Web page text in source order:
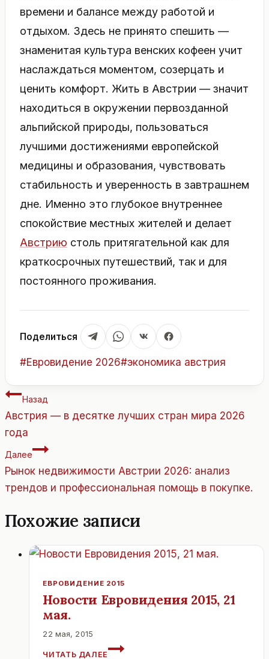
времени и балансе между работой и
отдыхом. Здесь не принято спешить —
знаменитая культура венских кофеен учит
наслаждаться моментом, созерцать и
ценить комфорт. Жить в Австрии — значит
находиться в окружении первозданной
альпийской природы, пользоваться
лучшими достижениями европейской
медицины и образования, чувствовать
стабильность и уверенность в завтрашнем
дне. Именно это глубокое внутреннее
спокойствие местных жителей и делает
Австрию столь притягательной как для
краткосрочных путешествий, так и для
постоянного проживания.
Поделиться
Метки
#Евровидение 2026#экономика австрия
Навигация
по
записям
Назад
Австрия — в десятке лучших стран мира 2026
года
Далее
Рынок недвижимости Австрии 2026: анализ
трендов и профессиональная помощь в покупке.
Похожие записи
ЕВРОВИДЕНИЕ 2015
Новости Евровидения 2015, 21
мая.
22 мая, 2015
ЧИТАТЬ ДАЛЕЕ
НОВОСТИ